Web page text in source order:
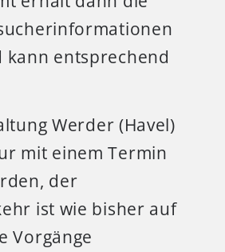
kann entsprechend
Werder (Havel)
mit einem Termin
der
ist wie bisher auf
Vorgänge